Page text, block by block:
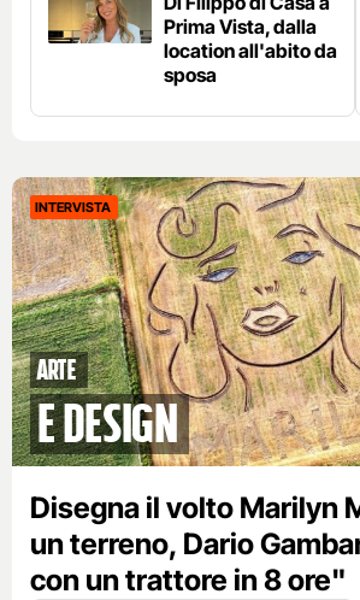
Prima Vista, dalla
location all'abito da
sposa
INTERVISTA
Arte
e Design
Disegna il volto Marilyn
un terreno, Dario
con un trattore in 8 ore"